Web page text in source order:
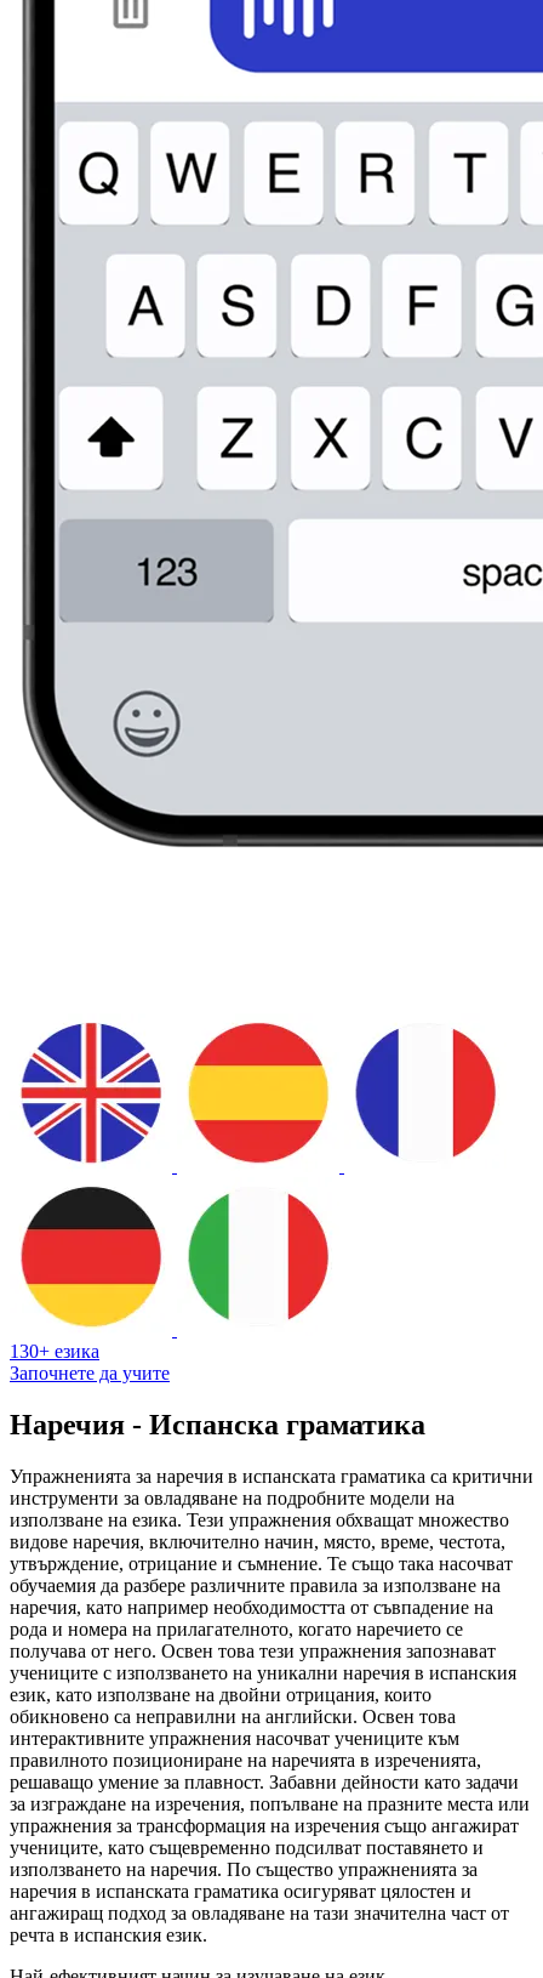
130+ езика
Започнете да учите
Наречия - Испанска граматика
Упражненията за наречия в испанската граматика са критични
инструменти за овладяване на подробните модели на
използване на езика. Тези упражнения обхващат множество
видове наречия, включително начин, място, време, честота,
утвърждение, отрицание и съмнение. Те също така насочват
обучаемия да разбере различните правила за използване на
наречия, като например необходимостта от съвпадение на
рода и номера на прилагателното, когато наречието се
получава от него. Освен това тези упражнения запознават
учениците с използването на уникални наречия в испанския
език, като използване на двойни отрицания, които
обикновено са неправилни на английски. Освен това
интерактивните упражнения насочват учениците към
правилното позициониране на наречията в изреченията,
решаващо умение за плавност. Забавни дейности като задачи
за изграждане на изречения, попълване на празните места или
упражнения за трансформация на изречения също ангажират
учениците, като същевременно подсилват поставянето и
използването на наречия. По същество упражненията за
наречия в испанската граматика осигуряват цялостен и
ангажиращ подход за овладяване на тази значителна част от
речта в испанския език.